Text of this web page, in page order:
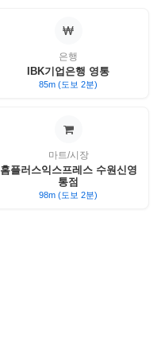
은행
IBK기업은행 영통
85m (도보 2분)
마트/시장
홈플러스익스프레스 수원신영
통점
98m (도보 2분)